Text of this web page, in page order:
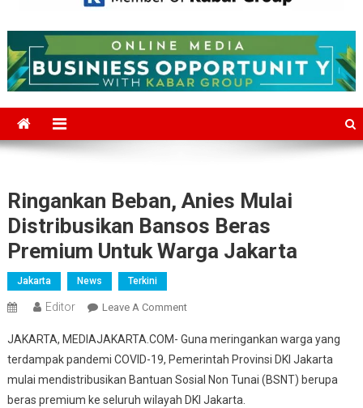
Mediajakarta.com
Ringankan Beban, Anies Mulai
Distribusikan Bansos Beras
Premium Untuk Warga Jakarta
Jakarta News Terkini
Editor Leave A CommentOn
Beban,
Anies
Mulai
Distribusikan
JAKARTA, MEDIAJAKARTA.COM- Guna meringankan warga yang
terdampak pandemi COVID-19, Pemerintah Provinsi DKI Jakarta
mulai mendistribusikan Bantuan Sosial Non Tunai (BSNT) berupa
beras premium ke seluruh wilayah DKI Jakarta.